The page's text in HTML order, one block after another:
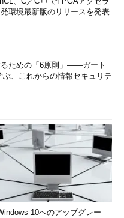
VEXグループ リーダ
ンサルタント
、主にWebアプリケーショ
ケーション検査ツールの開
ピングサイトなどの検査実
環境最新版のリリースを発表
ための「6原則」――ガート
、これからの情報セキュリテ
10へのアップグレー